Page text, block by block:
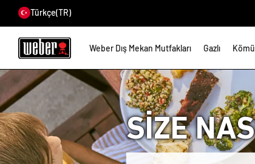
Türkçe(TR)
Weber Dış Mekan Mutfakları Gazlı
SİZE